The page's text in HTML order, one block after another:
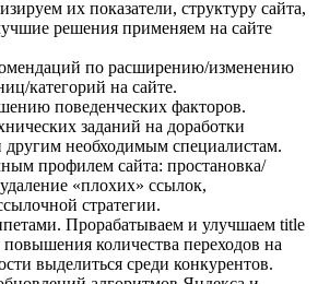
их показатели, структуру сайта,
решения применяем на сайте
по расширению/изменению
категорий на сайте.
поведенческих факторов.
заданий на доработки
другим необходимым специалистам.
профилем сайта: простановка/
«плохих» ссылок,
стратегии.
Прорабатываем и улучшаем title
количества переходов на
выделиться среди конкурентов.